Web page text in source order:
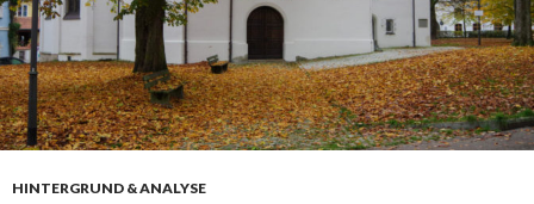
HINTERGRUND & ANALYSE